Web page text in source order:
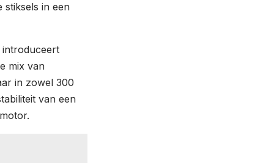
stiksels in een
introduceert
mix van
in zowel 300
van een